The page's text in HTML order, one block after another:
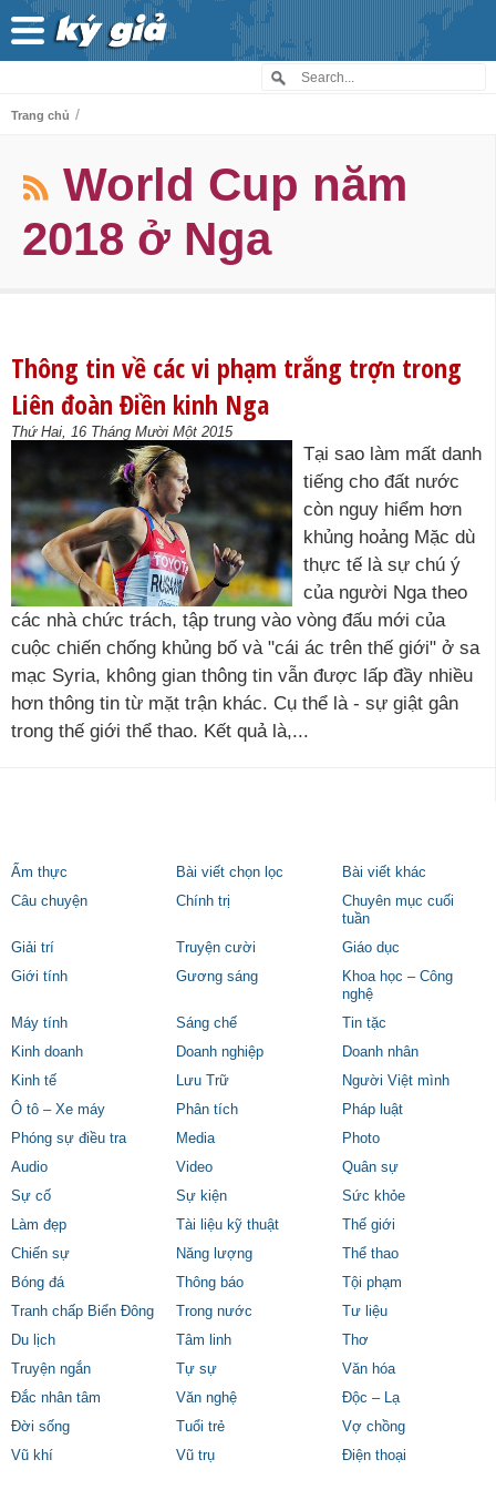
Trang chủ /
World Cup năm
2018 ở Nga
Thông tin về các vi phạm trắng trợn trong
Liên đoàn Điền kinh Nga
Thứ Hai, 16 Tháng Mười Một 2015
Tại sao làm mất danh
tiếng cho đất nước
còn nguy hiểm hơn
khủng hoảng Mặc dù
thực tế là sự chú ý
của người Nga theo
các nhà chức trách, tập trung vào vòng đấu mới của
cuộc chiến chống khủng bố và "cái ác trên thế giới" ở sa
mạc Syria, không gian thông tin vẫn được lấp đầy nhiều
hơn thông tin từ mặt trận khác. Cụ thể là - sự giật gân
trong thế giới thể thao. Kết quả là,...
Ẩm thực Bài viết chọn lọc
Bài viết khác
Câu chuyện
Chính trị
Chuyên mục cuối
tuần
Giải trí
Truyện cười
Giáo dục
Giới tính
Gương sáng
Khoa học – Công
nghệ
Máy tính
Sáng chế
Tin tặc
Kinh doanh
Doanh nghiệp
Doanh nhân
Kinh tế
Lưu Trữ
Người Việt mình
Ô tô – Xe máy
Phân tích
Pháp luật
Phóng sự điều tra
Media
Photo
Audio
Video
Quân sự
Sự cố
Sự kiện
Sức khỏe
Làm đẹp
Tài liệu kỹ thuật
Thế giới
Chiến sự
Năng lượng
Thể thao
Bóng đá
Thông báo
Tội phạm
Tranh chấp Biển Đông
Trong nước
Tư liệu
Du lịch
Tâm linh
Thơ
Truyện ngắn
Tự sự
Văn hóa
Đắc nhân tâm
Văn nghệ
Độc – Lạ
Đời sống
Tuổi trẻ
Vợ chồng
Vũ khí
Vũ trụ Điện thoại